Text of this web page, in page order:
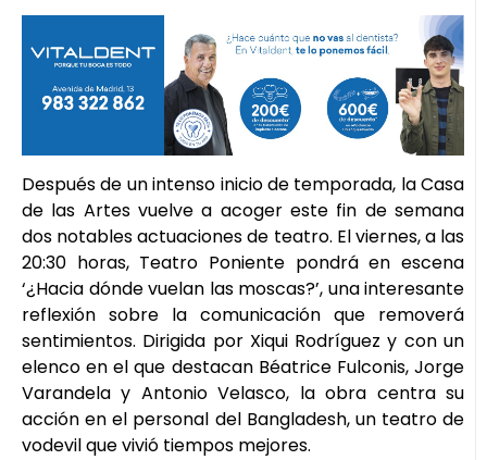
Después de un intenso inicio de temporada, la Casa
de las Artes vuelve a acoger este fin de semana
dos notables actuaciones de teatro. El viernes, a las
20:30 horas, Teatro Poniente pondrá en escena
‘¿Hacia dónde vuelan las moscas?’, una interesante
reflexión sobre la comunicación que removerá
sentimientos. Dirigida por Xiqui Rodríguez y con un
elenco en el que destacan Béatrice Fulconis, Jorge
Varandela y Antonio Velasco, la obra centra su
acción en el personal del Bangladesh, un teatro de
vodevil que vivió tiempos mejores.